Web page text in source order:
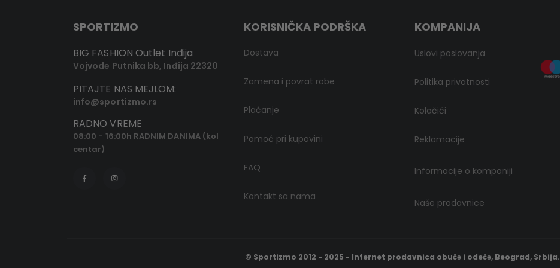
SPORTIZMO
BIG FASHION Outlet Inđija
Vojvode Putnika bb, Inđija 22320
PITAJTE NAS MEJLOM:
info@sportizmo.rs
RADNO VREME
08:00 - 16:00h RADNIM DANIMA (kol
centar)
KORISNIČKA PODRŠKA
Dostava
Zamena i povrat robe
Plaćanje
Pomoć pri kupovini
FAQ
Kontakt sa nama
KOMPANIJA
Uslovi poslovanja
Politika privatnosti
Kolačići
Reklamacije
Informacije o kompaniji
Naše prodavnice
© Sportizmo 2012 - 2025 - Internet prodavnica obućе i odećе, Beograd, Srbija.